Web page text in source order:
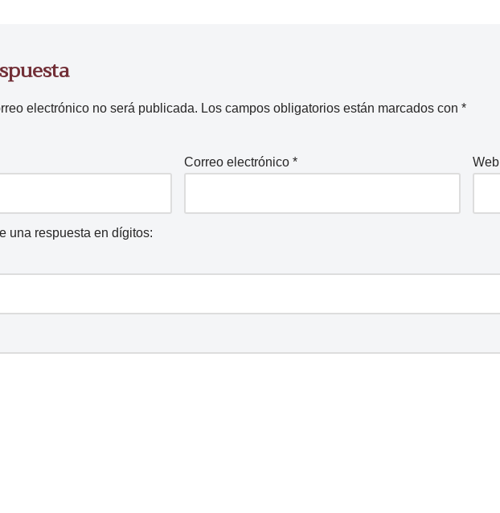
electrónico no será publicada. Los campos obligatorios están marcados con *
Correo electrónico* Web
una respuesta en dígitos: